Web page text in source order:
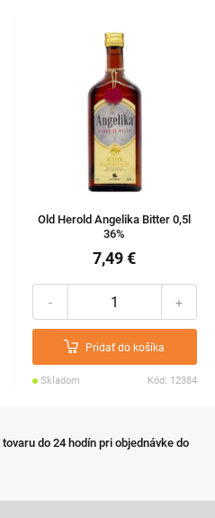
Old Herold Angelika Bitter 0,5l
36%
7,49 €
- +
Pridať do košíka
Skladom Kód: 12384
do 24 hodín pri objednávke do